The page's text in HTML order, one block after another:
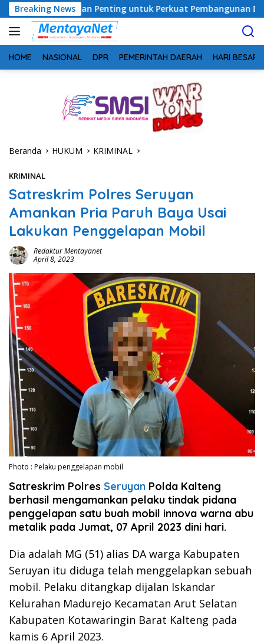
Langsung
ke
konten
Breaking News
Penting untuk Perkuat Pembangunan Desa Usai
HOME NASIONAL DPR PEMERINTAH DAERAH HARI BESAR
Beranda HUKUM KRIMINAL
KRIMINAL
Satreskrim Polres Seruyan
Amankan Pria Paruh Baya Usai
Lakukan Penggelapan Mobil
Redaktur Mentayanet
April 8, 2023
Photo : Pelaku penggelapan mobil
Satreskrim Polres Seruyan Polda Kalteng
berhasil mengamankan pelaku tindak pidana
penggelapan satu buah mobil innova warna abu
metalik pada Jumat, 07 April 2023 dini hari.
Dia adalah MG (51) alias DA warga Kabupaten
Seruyan itu diduga telah menggelapkan sebuah
mobil. Pelaku ditangkap dijalan Iskandar
Kelurahan Madurejo Kecamatan Arut Selatan
Kabupaten Kotawaringin Barat Kalteng pada
kamis 6 April 2023.